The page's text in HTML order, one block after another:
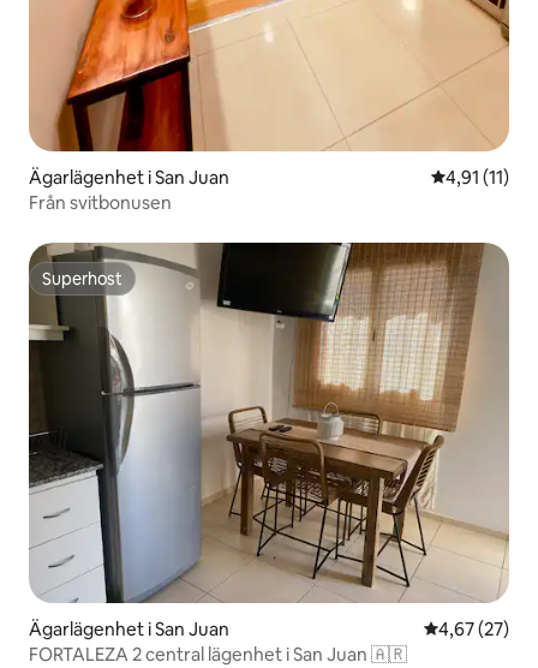
Ägarlägenhet i San Juan 4,91 av 5 i
4,91 (11)
Från svitbonusen
Superhost
Superhost
Ägarlägenhet i San Juan 4,67 av 5 i
4,67 (27)
FORTALEZA 2 central lägenhet i San Juan 🇦🇷